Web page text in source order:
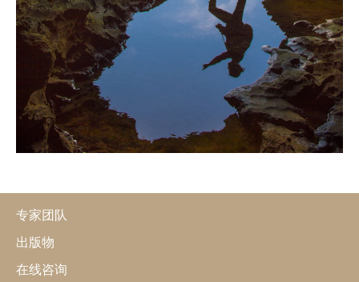
专家团队
出版物
在线咨询